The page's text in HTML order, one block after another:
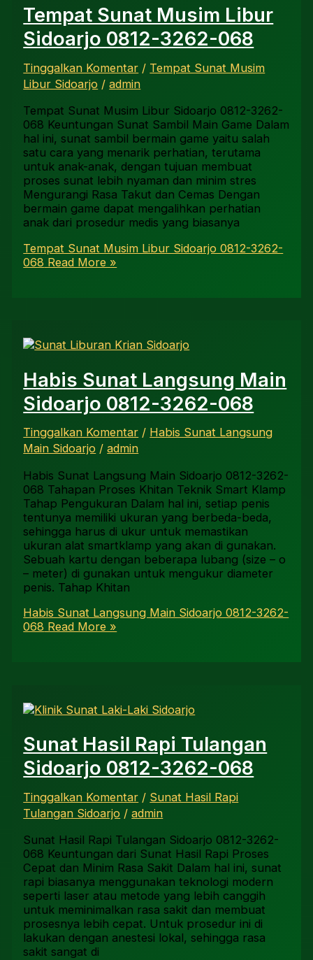
Tempat Sunat Musim Libur
Sidoarjo 0812-3262-068
Tinggalkan Komentar / Tempat Sunat Musim
Libur Sidoarjo /admin
Tempat Sunat Musim Libur Sidoarjo 0812-3262-
068 Keuntungan Sunat Sambil Main Game Dalam
hal ini, sunat sambil bermain game yaitu salah
satu cara yang menarik perhatian, terutama
untuk anak-anak, dengan tujuan membuat
proses sunat lebih nyaman dan minim stres
Mengurangi Rasa Takut dan Cemas Dengan
bermain game dapat mengalihkan perhatian
anak dari prosedur medis yang biasanya
Tempat Sunat Musim Libur Sidoarjo 0812-3262-
068 Read More »
Habis Sunat Langsung Main
Sidoarjo 0812-3262-068
Tinggalkan Komentar / Habis Sunat Langsung
Main Sidoarjo /admin
Habis Sunat Langsung Main Sidoarjo 0812-3262-
068 Tahapan Proses Khitan Teknik Smart Klamp
Tahap Pengukuran Dalam hal ini, setiap penis
tentunya memiliki ukuran yang berbeda-beda,
sehingga harus di ukur untuk memastikan
ukuran alat smartklamp yang akan di gunakan.
Sebuah kartu dengan beberapa lubang (size – o
– meter) di gunakan untuk mengukur diameter
penis. Tahap Khitan
Habis Sunat Langsung Main Sidoarjo 0812-3262-
068 Read More »
Sunat Hasil Rapi Tulangan
Sidoarjo 0812-3262-068
Tinggalkan Komentar / Sunat Hasil Rapi
Tulangan Sidoarjo /admin
Sunat Hasil Rapi Tulangan Sidoarjo 0812-3262-
068 Keuntungan dari Sunat Hasil Rapi Proses
Cepat dan Minim Rasa Sakit Dalam hal ini, sunat
rapi biasanya menggunakan teknologi modern
seperti laser atau metode yang lebih canggih
untuk meminimalkan rasa sakit dan membuat
prosesnya lebih cepat. Untuk prosedur ini di
lakukan dengan anestesi lokal, sehingga rasa
sakit sangat di